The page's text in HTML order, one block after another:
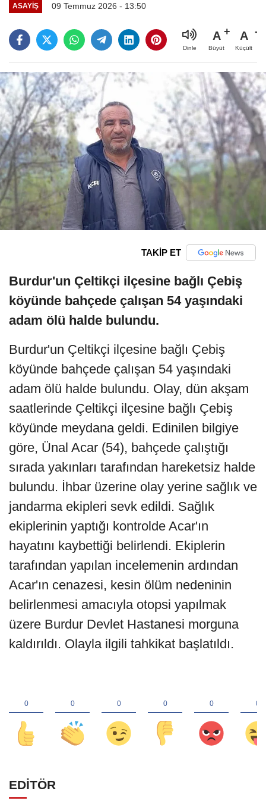
ASAYIŞ 09 Temmuz 2026 - 13:50
Dinle
A
Büyüt
A
Küçült
TAKİP ET
Burdur'un Çeltikçi ilçesine bağlı Çebiş
köyünde bahçede çalışan 54 yaşındaki
adam ölü halde bulundu.
Burdur'un Çeltikçi ilçesine bağlı Çebiş
köyünde bahçede çalışan 54 yaşındaki
adam ölü halde bulundu. Olay, dün akşam
saatlerinde Çeltikçi ilçesine bağlı Çebiş
köyünde meydana geldi. Edinilen bilgiye
göre, Ünal Acar (54), bahçede çalıştığı
sırada yakınları tarafından hareketsiz halde
bulundu. İhbar üzerine olay yerine sağlık ve
jandarma ekipleri sevk edildi. Sağlık
ekiplerinin yaptığı kontrolde Acar'ın
hayatını kaybettiği belirlendi. Ekiplerin
tarafından yapılan incelemenin ardından
Acar'ın cenazesi, kesin ölüm nedeninin
belirlenmesi amacıyla otopsi yapılmak
üzere Burdur Devlet Hastanesi morguna
kaldırıldı. Olayla ilgili tahkikat başlatıldı.
EDİTÖR